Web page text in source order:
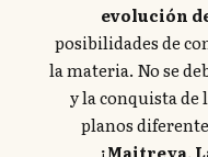
evolución
posibilidades de
la materia. No se
y la conquista de
planos
¡Maitreya,